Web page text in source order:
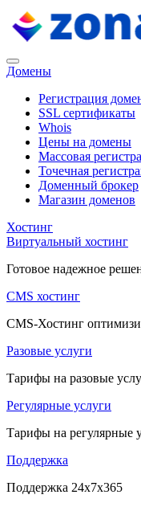
Домены
Регистрация
SSL сертификаты
Whois
Цены на домены
Массовая
Точечная
Доменный брокер
Магазин доменов
Хостинг
Виртуальный хостинг
Готовое надежное
CMS хостинг
CMS-Хостинг
Разовые услуги
Тарифы на разовые
Регулярные услуги
Тарифы на регулярные
Поддержка
Поддержка 24x7x365